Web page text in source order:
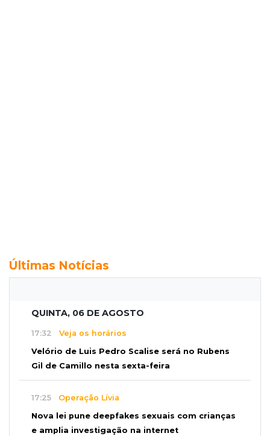
Últimas Notícias
QUINTA, 06 DE AGOSTO
17:32 Veja os horários
Velório de Luis Pedro Scalise será no Rubens
Gil de Camillo nesta sexta-feira
17:25 Operação Lívia
Nova lei pune deepfakes sexuais com crianças
e amplia investigação na internet